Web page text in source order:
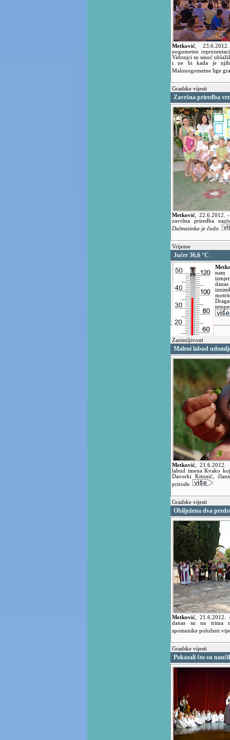
Metković
nogometne
Vidonjci su sinoć
i ne bi kada je
Malonogometne lige
Gradske vijesti
Završna priredba
Metković 22.6.2012.
završna priredba
Dalmatinka je čudo
Vrijeme
Jučer 36,6 °C
nam
Zanimljivosti
Maleni labud
Metković ,21.6.2012.
labud imena Kvako
Davorki Kitonić,
prirode.
Gradske vijesti
Obilježena dva
Metković 21.6.2012.
danas su na trima
spomenike položeni
Gradske vijesti
Pokazali što su